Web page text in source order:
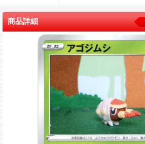
商品詳細